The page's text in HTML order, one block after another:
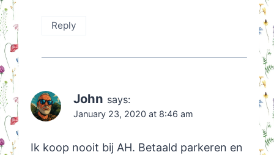
Reply
John says:
January 23, 2020 at 8:46 am
Ik koop nooit bij AH. Betaald parkeren en